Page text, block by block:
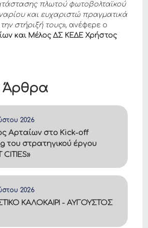
Άρθρα
2026
Αρταίων στο Kick-off
του στρατηγικού έργου
CITIES»
2026
ΚΑΛΟΚΑΙΡΙ - ΑΥΓΟΥΣΤΟΣ
τάστασης πλωτού φωτοβολταϊκού
αρίου και ευχαριστώ πραγματικά
την στήριξή τους», ανέφερε ο
και Μέλος ΔΣ ΚΕΔΕ Χρήστος